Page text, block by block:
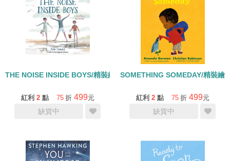
THE NOISE INSIDE BOYS/精裝繪本
紅利 2 點 75 折 499元
缺貨中
SOMETHING SOMEDAY/精裝繪
紅利 2 點 75 折 499元
缺貨中